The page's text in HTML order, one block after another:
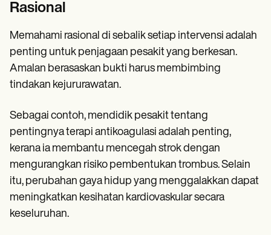
Rasional
Memahami rasional di sebalik setiap intervensi adalah
penting untuk penjagaan pesakit yang berkesan.
Amalan berasaskan bukti harus membimbing
tindakan kejururawatan.
Sebagai contoh, mendidik pesakit tentang
pentingnya terapi antikoagulasi adalah penting,
kerana ia membantu mencegah strok dengan
mengurangkan risiko pembentukan trombus. Selain
itu, perubahan gaya hidup yang menggalakkan dapat
meningkatkan kesihatan kardiovaskular secara
keseluruhan.